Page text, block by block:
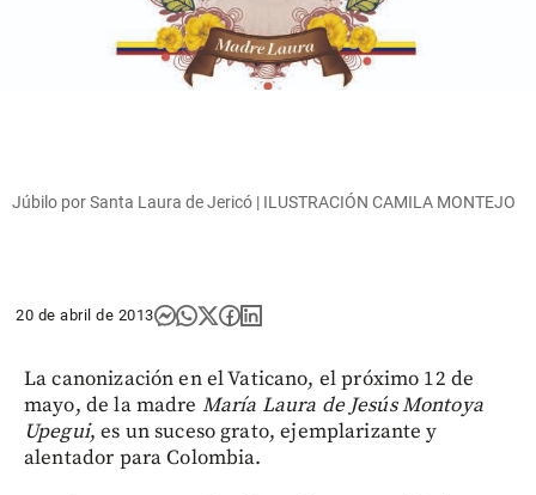
Júbilo por Santa Laura de Jericó | ILUSTRACIÓN CAMILA MONTEJO
20 de abril de 2013
La canonización en el Vaticano, el próximo 12 de
mayo, de la madre María Laura de Jesús Montoya
Upegui, es un suceso grato, ejemplarizante y
alentador para Colombia.